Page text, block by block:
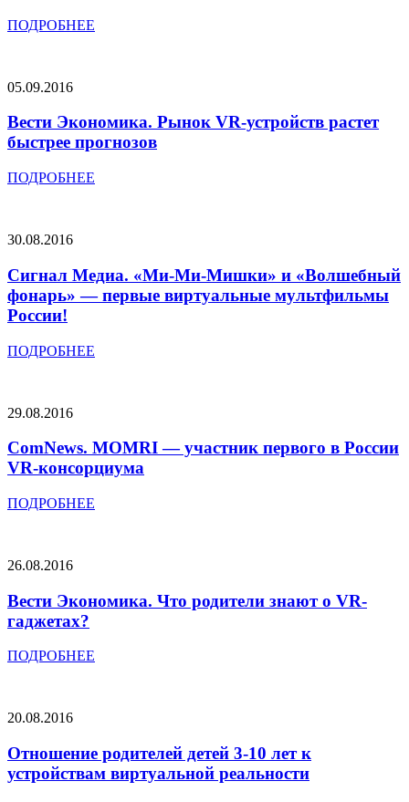
ПОДРОБНЕЕ
05.09.2016
Вести Экономика. Рынок VR-устройств растет
быстрее прогнозов
ПОДРОБНЕЕ
30.08.2016
Сигнал Медиа. «Ми-Ми-Мишки» и «Волшебный
фонарь» — первые виртуальные мультфильмы
России!
ПОДРОБНЕЕ
29.08.2016
ComNews. MOMRI — участник первого в России
VR-консорциума
ПОДРОБНЕЕ
26.08.2016
Вести Экономика. Что родители знают о VR-
гаджетах?
ПОДРОБНЕЕ
20.08.2016
Отношение родителей детей 3-10 лет к
устройствам виртуальной реальности